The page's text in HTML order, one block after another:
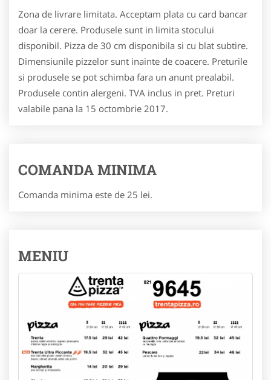
Zona de livrare limitata. Acceptam plata cu card bancar
doar la cerere. Produsele sunt in limita stocului
disponibil. Pizza de 30 cm disponibila si cu blat subtire.
Dimensiunile pizzelor sunt inainte de coacere. Preturile
si produsele se pot schimba fara un anunt prealabil.
Produsele contin alergeni. TVA inclus in pret. Preturi
valabile pana la 15 octombrie 2017.
COMANDA MINIMA
Comanda minima este de 25 lei.
MENIU